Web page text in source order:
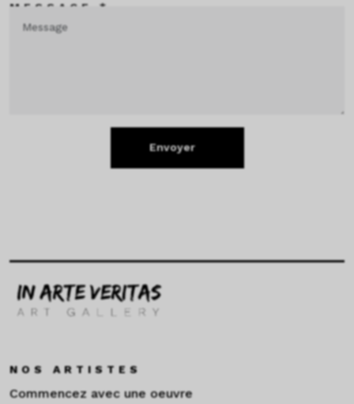
MESSAGE *
Envoyer
NOS ARTISTES
Commencez avec une oeuvre